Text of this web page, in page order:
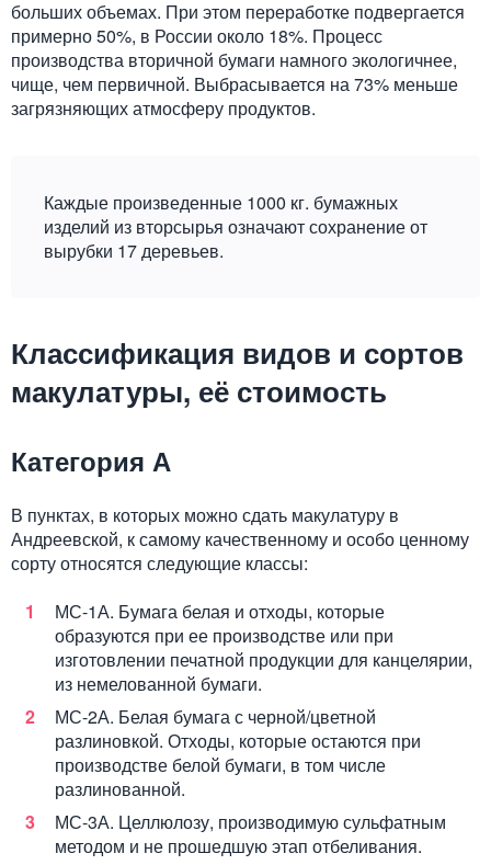
больших объемах. При этом переработке подвергается
примерно 50%, в России около 18%. Процесс
производства вторичной бумаги намного экологичнее,
чище, чем первичной. Выбрасывается на 73% меньше
загрязняющих атмосферу продуктов.
Каждые произведенные 1000 кг. бумажных
изделий из вторсырья означают сохранение от
вырубки 17 деревьев.
Классификация видов и сортов
макулатуры, её стоимость
Категория А
В пунктах, в которых можно сдать макулатуру в
Андреевской, к самому качественному и особо ценному
сорту относятся следующие классы:
МС-1А. Бумага белая и отходы, которые
образуются при ее производстве или при
изготовлении печатной продукции для канцелярии,
из немелованной бумаги.
МС-2А. Белая бумага с черной/цветной
разлиновкой. Отходы, которые остаются при
производстве белой бумаги, в том числе
разлинованной.
МС-3А. Целлюлозу, производимую сульфатным
методом и не прошедшую этап отбеливания.